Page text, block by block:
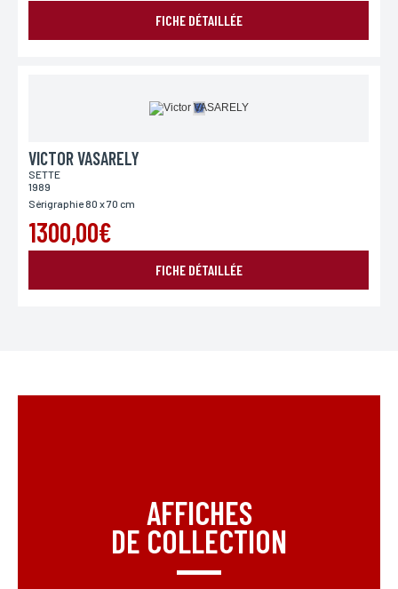
FICHE DÉTAILLÉE
VICTOR VASARELY
SETTE
1989
Sérigraphie 80 x 70 cm
1300,00€
FICHE DÉTAILLÉE
AFFICHES
DE COLLECTION